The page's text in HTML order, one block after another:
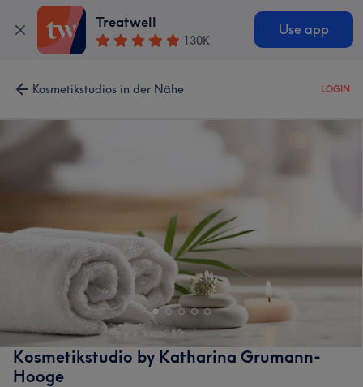
Treatwell
130K
Use app
Kosmetikstudios in der Nähe LOGIN
Kosmetikstudio by Katharina Grumann-
Hooge